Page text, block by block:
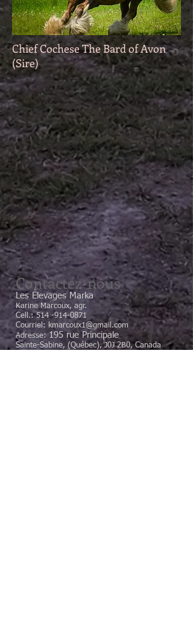
Chief Cochese The Bard of Avon
(Sire)
Les Élevages Marka
​Karine Marcoux, agr.
Cell.:514 -914-0871
Courriel: kmarcoux1@gmail.com
Adresse: 195 rue Principale
Sainte-Sabine, (Québec), J0J 2B0, Canada
Contactez-nous